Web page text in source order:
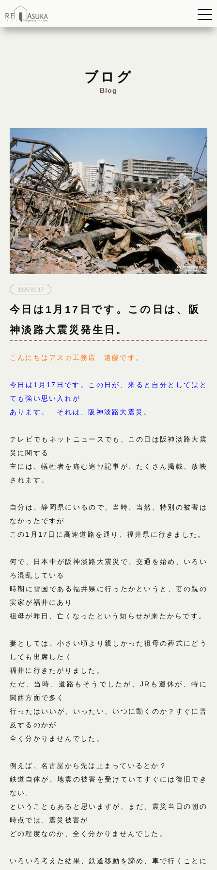
ブログ
Blog
2025.01.17
今日は1月17日です。この日は、阪
神淡路大震災発生日。
こんにちはアスカ工務店 遠藤です。
今日は1月17日です。この日が、来ると自分としてはと
ても強い思い入れが
あります。 それは、阪神淡路大震災。
テレビでもネットニュースでも、この日は阪神淡路大震
災に関する
主には、犠牲者を痛む追悼記事が、たくさん掲載、放映
されます。
自分は、静岡県にいるので、当時、当然、特別の被害は
なかったですが
この1月17日に高速道路を通り、福井県に行きました。
何で、日本中が阪神淡路大震災で、交通を始め、いろい
ろ混乱している
時期に雪国である福井県に行ったかというと、妻の親の
実家が福井にあり
祖母が昨日、亡くなったという知らせが来たからです。
妻としては、小さい頃より親しかった祖母の葬式にどう
しても出席したく
福井に行きたがりました。
ただ、当時、道路もそうでしたが、JRも運休が、特に
関西方面で多く
行ったはいいが、いったい、いつに動くのか？すぐに普
及するのかが
全く分かりませんでした。
例えば、名古屋から先は止まっているとか？
鉄道自体が、地震の被害を受けていてすぐには復旧でき
ない、
ということもあると思いますが、まだ、震災当日の朝の
時点では、震災被害が
どの程度なのか、全く分かりませんでした。
いろいろ考えた結果、鉄道移動を諦め、車で行くことに